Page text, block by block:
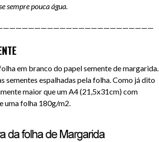
sempre pouca água.
em branco do papel semente de margarida.
sementes espalhadas pela folha. Como já dito
maior que um A4 (21,5x31cm) com
uma folha 180g/m2.